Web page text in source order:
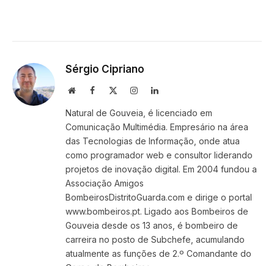
Sérgio Cipriano
WebsiteFacebook InstagramLinkedIn
Natural de Gouveia, é licenciado em
Comunicação Multimédia. Empresário na área
das Tecnologias de Informação, onde atua
como programador web e consultor liderando
projetos de inovação digital. Em 2004 fundou a
Associação Amigos
BombeirosDistritoGuarda.com e dirige o portal
www.bombeiros.pt. Ligado aos Bombeiros de
Gouveia desde os 13 anos, é bombeiro de
carreira no posto de Subchefe, acumulando
atualmente as funções de 2.º Comandante do